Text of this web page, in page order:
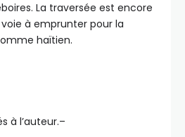
La traversée est encore
à emprunter pour la
haïtien.
à l’auteur.–